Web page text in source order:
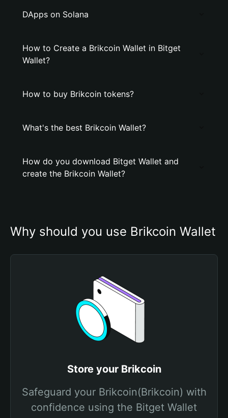
DApps on Solana
How to Create a Brikcoin Wallet in Bitget
Wallet?
How to buy Brikcoin tokens?
What's the best Brikcoin Wallet?
How do you download Bitget Wallet and
create the Brikcoin Wallet?
Why should you use Brikcoin Wallet
Store your Brikcoin
Safeguard your Brikcoin(Brikcoin) with
confidence using the Bitget Wallet